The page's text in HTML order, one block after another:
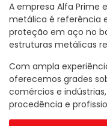
A empresa Alfa Prime
metálica é referência
proteção em aço no
estruturas metálicas
Com ampla
oferecemos grades
comércios e
procedência e